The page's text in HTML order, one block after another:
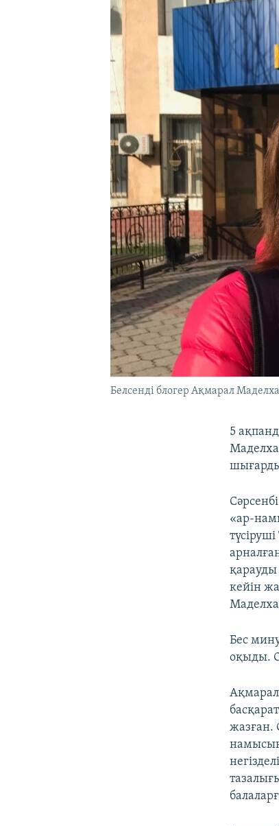
Белсенді блогер Ақмарал
5
«ар-
қарауды
кейін
Бес
оқыды.
жазған.